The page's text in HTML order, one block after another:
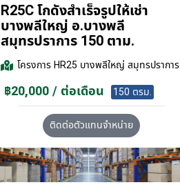
R25C โกดังสำเร็จรูปให้เช่า
บางพลีใหญ่ อ.บางพลี
สมุทรปราการ 150 ตาม.
โครงการHR25 บางพลีใหญ่ สมุทรปราการ
฿20,000 / ต่อเดือน 150 ตรม.
ติดต่อตัวแทนจำหน่าย